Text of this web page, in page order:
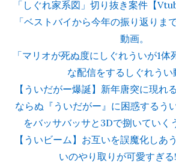
「しぐれ家系図」切り抜き案件【
「ベストバイから今年の振り返りま
動画。
「マリオが死ぬ度にしぐれういが1
な配信をするしぐれうい
【ういだがー爆誕】新年唐突に現れ
ならぬ『ういだがー』に困惑するう
をバッサバッサと3Dで捌いていく
【ういビーム】お互いを誤魔化しあ
いのやり取りが可愛すぎる